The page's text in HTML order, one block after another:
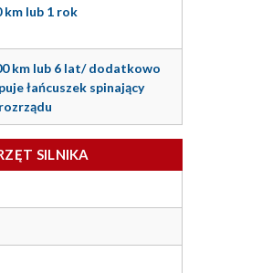
km lub 1 rok
km lub 6 lat/ dodatkowo
łańcuszek spinający
SILNIKA